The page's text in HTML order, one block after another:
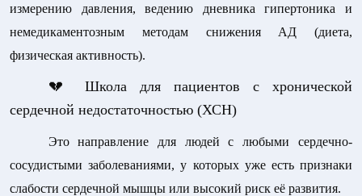
измерению давления, ведению дневника гипертоника и
немедикаментозным методам снижения АД (диета,
физическая активность).
💔
Школа для пациентов с хронической
сердечной недостаточностью (ХСН)
Это направление для людей с любыми сердечно-
сосудистыми заболеваниями, у которых уже есть признаки
слабости сердечной мышцы или высокий риск её развития.